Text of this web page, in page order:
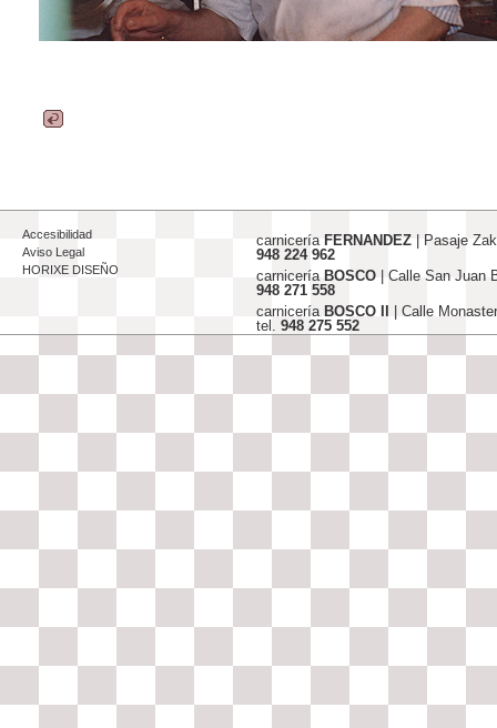
Accesibilidad
Aviso Legal
HORIXE DISEÑO
carnicería FERNANDEZ
| Pasaje
948 224 962
carnicería BOSCO
| Calle San Juan
948 271 558
carnicería BOSCO II
| Calle
tel. 948 275 552